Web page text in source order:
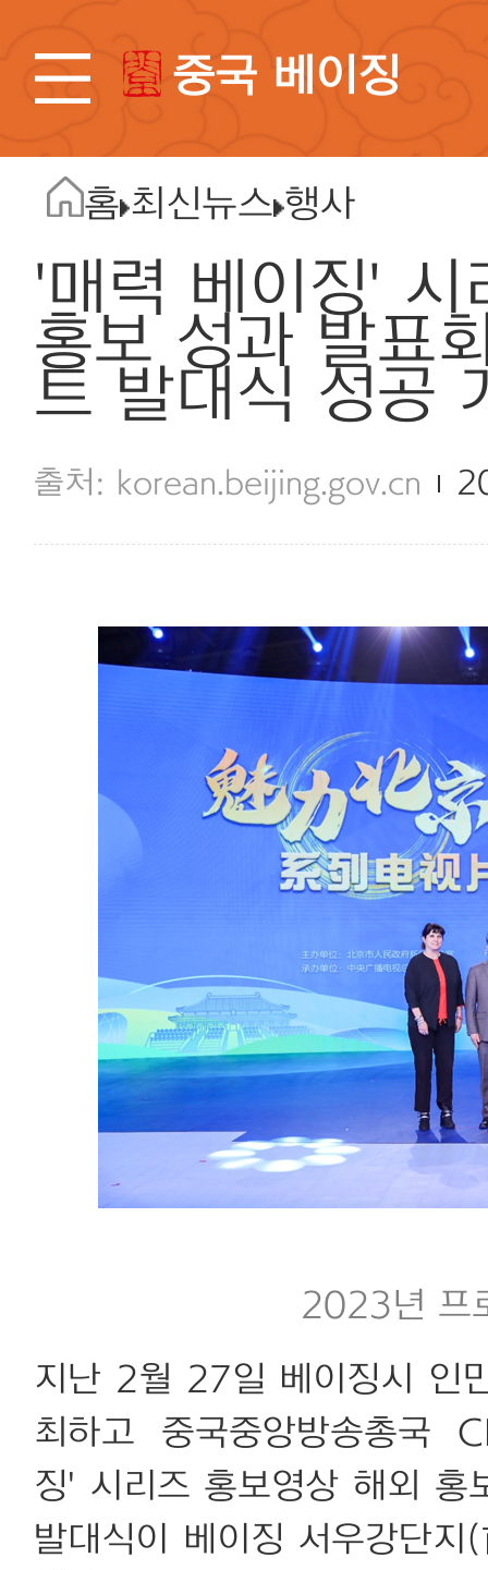
중국 베이징
홈 최신뉴스 행사
'매력 베이징' 시
홍보 성과 발표
트 발대식 성공
korean.beijing.gov.cn
2023년 프
지난 2월 27일 베이징시 인
최하고 중국중앙방송총국
징' 시리즈 홍보영상 해외
발대식이 베이징 서우강단